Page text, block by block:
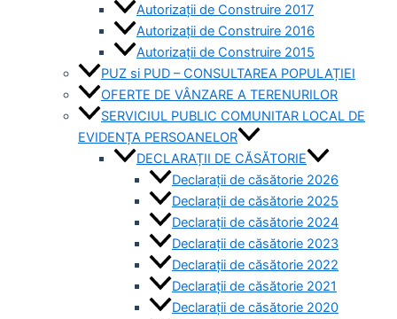
Autorizaţii de Construire 2017
Autorizaţii de Construire 2016
Autorizaţii de Construire 2015
PUZ si PUD – CONSULTAREA POPULAȚIEI
OFERTE DE VÂNZARE A TERENURILOR
SERVICIUL PUBLIC COMUNITAR LOCAL DE
EVIDENȚA PERSOANELOR
DECLARAȚII DE CĂSĂTORIE
Declarații de căsătorie 2026
Declarații de căsătorie 2025
Declarații de căsătorie 2024
Declarații de căsătorie 2023
Declarații de căsătorie 2022
Declarații de căsătorie 2021
Declarații de căsătorie 2020